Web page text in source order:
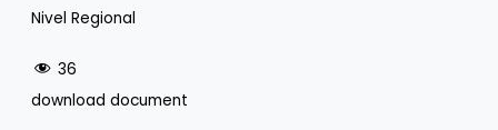
Nivel Regional
36
download document